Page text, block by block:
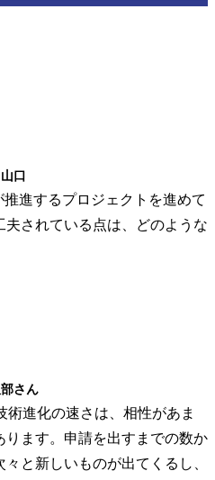
山口
進するプロジェクトを進めて
されている点は、どのような
さん
進化の速さは、相性があま
ります。申請を出すまでの数か
と新しいものが出てくるし、